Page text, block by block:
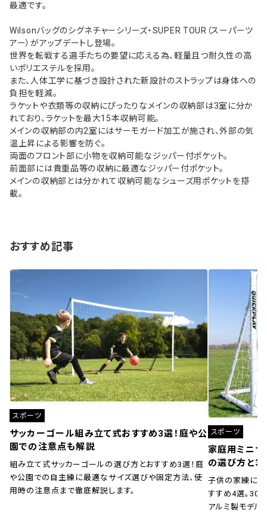
最適です。
Wilsonバッグのシグネチャーシリーズ・SUPER TOUR（スーパーツ
アー）がアップデートし登場。
世界を転戦する選手たちの要望に応える為、軽量且つ耐久性の高
いポリエステルを採用。
また、人体工学に基づき設計された新設計のストラップは身体への
負担を軽減。
ラケットや衣類等の収納にぴったりなメインの収納部は3室に分か
れており、ラケットを最大15本収納可能。
メインの収納部の内2室にはサーモガード加工が施され、外部の気
温上昇による影響を防ぐ。
両面のフロント部に小物を収納可能なジッパー付ポケット。
前面部には貴重品等の収納に最適なジッパー付ポケット。
メインの収納部とは分かれて収納可能なシューズ用ポケットを搭
載。
おすすめ記事
スポーツ
サッカーゴール組み立て式おすすめ3選！庭や公
園での注意点も解説
組み立て式サッカーゴールの選び方とおすすめ3選！庭
や公園での自主練に最適なサイズ選びや固定方法、使
用時の注意点まで徹底解説します。
スポーツ
家庭用ミニサ
の選び方と
子供の家練に！
すすめ4選。30
アルミ製モデル